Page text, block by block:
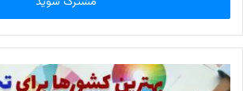
ا
ی
ی
ل